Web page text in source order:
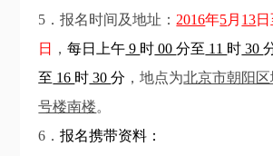
5．报名时间及地址： 2016年5月 13
日
，每日上午 9 时 00分至 11 时 30
至 16 时 30分 ，地点为北京市朝阳
号楼南楼。
6．报名携带资料：